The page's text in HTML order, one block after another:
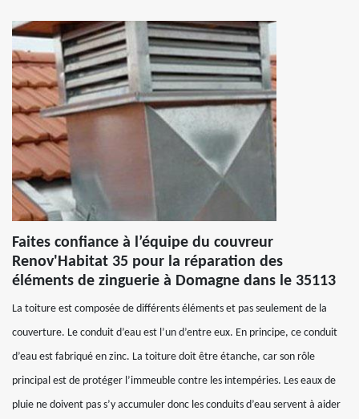
Faites confiance à l’équipe du couvreur
Renov'Habitat 35 pour la réparation des
éléments de zinguerie à Domagne dans le 35113
La toiture est composée de différents éléments et pas seulement de la
couverture. Le conduit d’eau est l’un d’entre eux. En principe, ce conduit
d’eau est fabriqué en zinc. La toiture doit être étanche, car son rôle
principal est de protéger l’immeuble contre les intempéries. Les eaux de
pluie ne doivent pas s’y accumuler donc les conduits d’eau servent à aider